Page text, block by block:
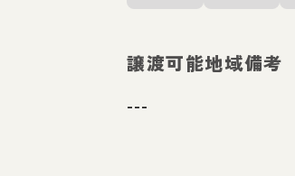
譲渡可能地域備考
---